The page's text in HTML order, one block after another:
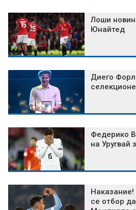
Лоши
Юнайтед
Диего
Федерико
на Уругвай
се отбор